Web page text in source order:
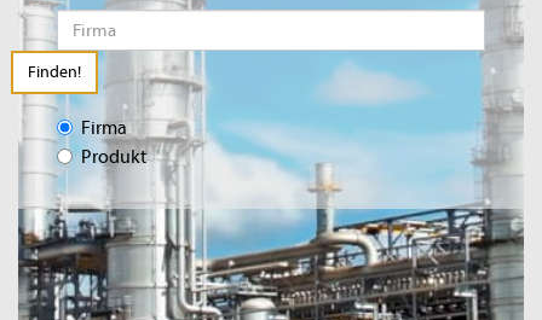
Finden!
Firma
Produkt